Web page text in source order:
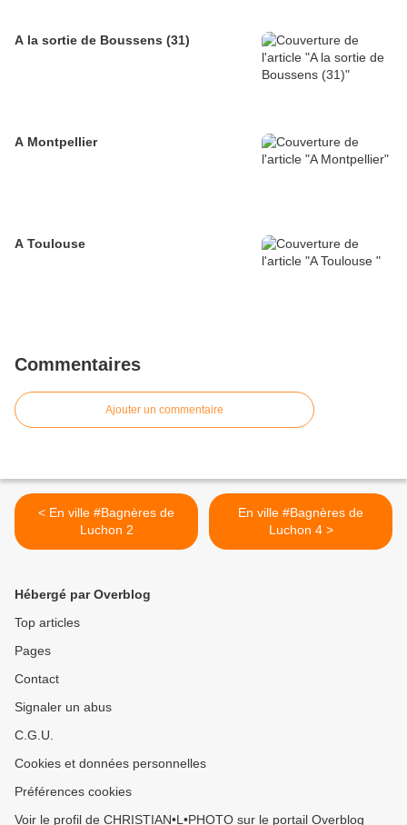
A la sortie de Boussens (31)
A Montpellier
A Toulouse
Commentaires
Ajouter un commentaire
< En ville #Bagnères de
Luchon 2
En ville #Bagnères de
Luchon 4 >
Hébergé par Overblog
Top articles
Pages
Contact
Signaler un abus
C.G.U.
Cookies et données personnelles
Préférences cookies
Voir le profil de CHRISTIAN•L•PHOTO sur le portail Overblog